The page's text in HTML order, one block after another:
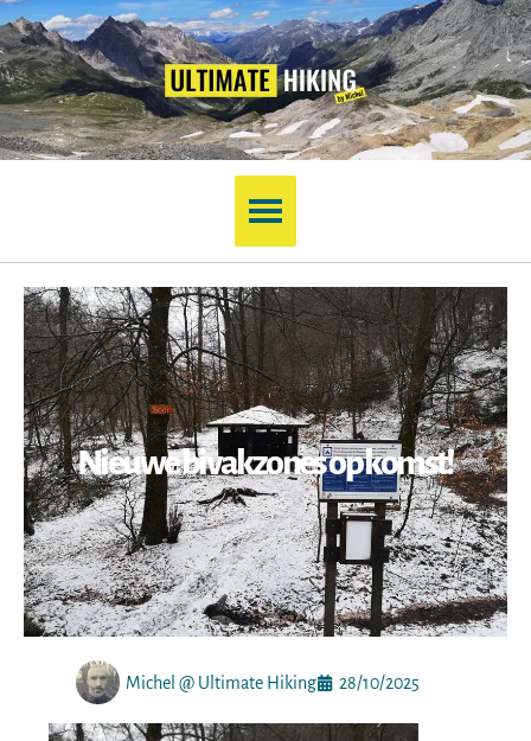
Nieuwe bivakzones op komst!
Michel @ Ultimate Hiking 28/10/2025